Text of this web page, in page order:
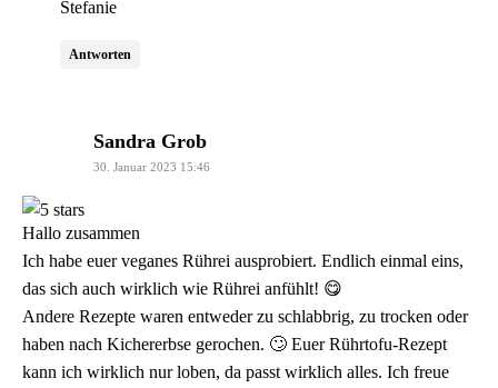
Stefanie
Antworten
Sandra Grobsagt:
30. Januar 2023 15:46
Hallo zusammen
Ich habe euer veganes Rührei ausprobiert. Endlich einmal eins,
das sich auch wirklich wie Rührei anfühlt! 😋
Andere Rezepte waren entweder zu schlabbrig, zu trocken oder
haben nach Kichererbse gerochen. 🙄 Euer Rührtofu-Rezept
kann ich wirklich nur loben, da passt wirklich alles. Ich freue